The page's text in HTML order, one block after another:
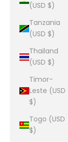
(USD $)
Tanzania
(USD $)
Thailand
(USD $)
Timor-
Leste (USD
$)
Togo (USD
$)